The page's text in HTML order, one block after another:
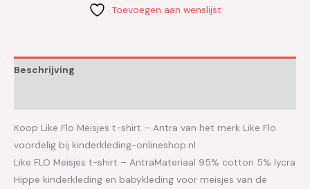
Toevoegen aan wenslijst
Beschrijving
Koop Like Flo Meisjes t-shirt – Antra van het merk Like Flo
voordelig bij kinderkleding-onlineshop.nl
Like FLO Meisjes t-shirt – AntraMateriaal 95% cotton 5% lycra
Hippe kinderkleding en babykleding voor meisjes van de